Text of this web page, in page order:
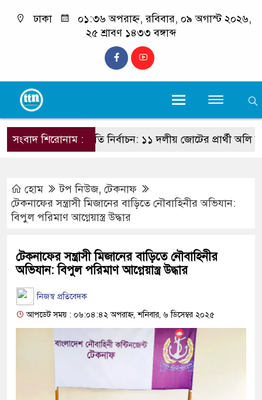
ঢাকা
০১:৩৬ অপরাহ্ন, রবিবার, ০৯ অগাস্ট ২০২৬,
২৫ শ্রাবণ ১৪৩৩ বঙ্গাব্দ
সংবাদ শিরোনাম :
রাষ্ট্রপতি নির্বাচন: ১১ দলীয় জোটের প্রার্থী অলি আহমদ
হোম টপ নিউজ, টেকনাফ
টেকনাফের সন্ত্রাসী মিজানের বাড়িতে নৌবাহিনীর অভিযান:
বিপুল পরিমাণ আগ্নেয়াস্ত্র উদ্ধার
টেকনাফের সন্ত্রাসী মিজানের বাড়িতে নৌবাহিনীর
অভিযান: বিপুল পরিমাণ আগ্নেয়াস্ত্র উদ্ধার
নিজস্ব প্রতিবেদক
আপডেট সময় : ০৬:০৪:৪২ অপরাহ্ন, শনিবার, ৬ ডিসেম্বর ২০২৫